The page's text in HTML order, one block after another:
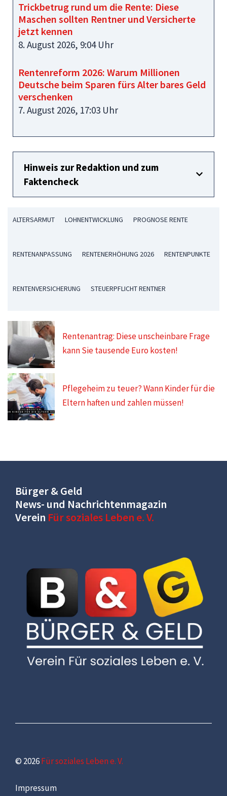
Trickbetrug rund um die Rente: Diese
Maschen sollten Rentner und Versicherte
jetzt kennen
8. August 2026, 9:04 Uhr
Rentenreform 2026: Warum Millionen
Deutsche beim Sparen fürs Alter bares Geld
verschenken
7. August 2026, 17:03 Uhr
Hinweis zur Redaktion und zum
Faktencheck
ALTERSARMUT LOHNENTWICKLUNG PROGNOSE RENTE
RENTENANPASSUNG RENTENERHÖHUNG 2026 RENTENPUNKTE
RENTENVERSICHERUNG STEUERPFLICHT RENTNER
Rentenantrag: Diese unscheinbare Frage
kann Sie tausende Euro kosten!
Pflegeheim zu teuer? Wann Kinder für die
Eltern haften und zahlen müssen!
Bürger & Geld
News- und Nachrichtenmagazin
Verein Für soziales Leben e. V.
© 2026Für soziales Leben e. V.
Impressum